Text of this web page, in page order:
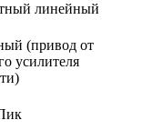
линейный
(привод от
усилителя